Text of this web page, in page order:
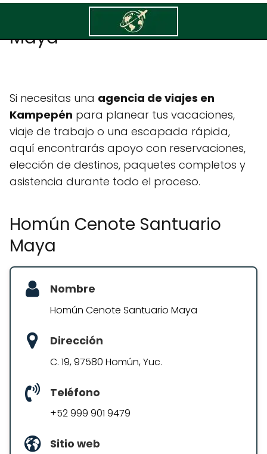
Homún Cenote Santuario
Maya
Si necesitas una agencia de viajes en
Kampepén para planear tus vacaciones,
viaje de trabajo o una escapada rápida,
aquí encontrarás apoyo con reservaciones,
elección de destinos, paquetes completos y
asistencia durante todo el proceso.
Homún Cenote Santuario
Maya
Nombre
Homún Cenote Santuario Maya
Dirección
C. 19, 97580 Homún, Yuc.
Teléfono
+52 999 901 9479
Sitio web